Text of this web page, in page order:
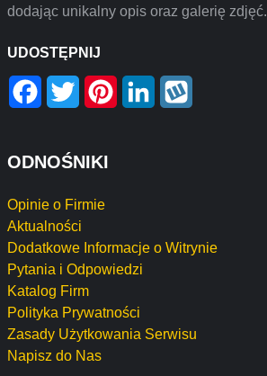
dodając unikalny opis oraz galerię zdjęć.
UDOSTĘPNIJ
Facebook
Twitter PinterestLinkedIn
ODNOŚNIKI
Opinie o Firmie
Aktualności
Dodatkowe Informacje o Witrynie
Pytania i Odpowiedzi
Katalog Firm
Polityka Prywatności
Zasady Użytkowania Serwisu
Napisz do Nas